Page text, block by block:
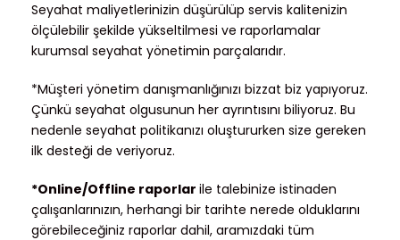
Seyahat maliyetlerinizin düşürülüp servis kalitenizin
ölçülebilir şekilde yükseltilmesi ve raporlamalar
kurumsal seyahat yönetimin parçalarıdır.
*Müşteri yönetim danışmanlığınızı bizzat biz yapıyoruz.
Çünkü seyahat olgusunun her ayrıntısını biliyoruz. Bu
nedenle seyahat politikanızı oluştururken size gereken
ilk desteği de veriyoruz.
*Online/Offline raporlar ile talebinize istinaden
çalışanlarınızın, herhangi bir tarihte nerede olduklarını
görebileceğiniz raporlar dahil, aramızdaki tüm